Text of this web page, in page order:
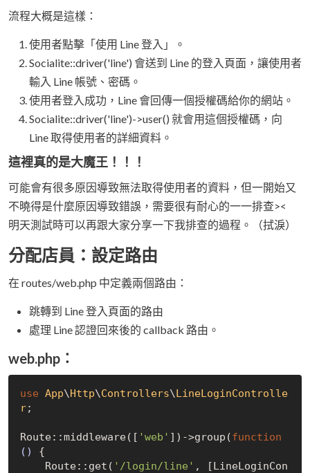
流程大概是這樣：
使用者點擊「使用 Line 登入」。
Socialite::driver('line') 會送到 Line 的登入頁面，讓使用者
輸入 Line 帳號、密碼。
使用者登入成功，Line 會回傳一個授權碼給你的網站。
Socialite::driver('line')->user() 就會用這個授權碼，向
Line 取得使用者的詳細資料。
這裡真的是大魔王！！！
可能會有很多原因導致無法取得使用者的資料，但一開始又
不曉得是什麼原因導致錯誤，需要很有耐心的一一排查><
明天測試時可以再跟大家分享一下我排查的過程。（拭淚）
分配店員：設定路由
在 routes/web.php 中定義兩個路由：
跳轉到 Line 登入頁面的路由
處理 Line 認證回來後的 callback 路由。
web.php：
use App\Http\Controllers\LineLoginControlle
r;
Route::middleware([ 'web' ])->group(function
()
{
    Route::get(
'/login/line' , [LineLoginCon